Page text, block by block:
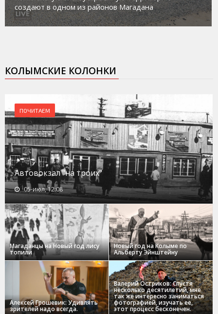
социального риска «Переправа»
КОЛЫМСКИЕ КОЛОНКИ
ПОЧИТАЕМ
Автовокзал "на троих"
05-июл, 12:08
Магаданцы на Новый год лису
топили
Новый год на Колыме по
Альберту Эйнштейну
Алексей Грошевик: Удивлять
зрителей надо всегда.
Валерий Остриков: Спустя
несколько десятилетий, мне
так же интересно заниматься
фотографией, изучать ее,
этот процесс бесконечен.